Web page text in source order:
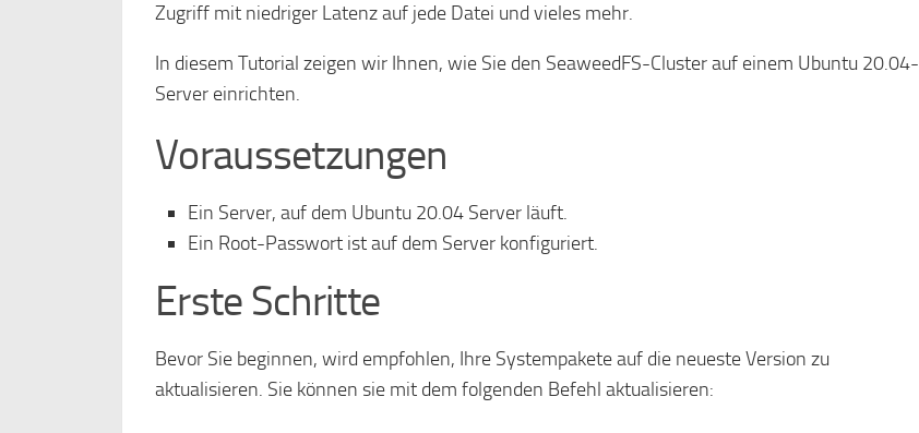
Zugriff mit niedriger Latenz auf jede Datei und vieles mehr.
In diesem Tutorial zeigen wir Ihnen, wie Sie den SeaweedFS-Cluster auf einem Ubuntu 20.04-
Server einrichten.
Voraussetzungen
Ein Server, auf dem Ubuntu 20.04 Server läuft.
Ein Root-Passwort ist auf dem Server konfiguriert.
Erste Schritte
Bevor Sie beginnen, wird empfohlen, Ihre Systempakete auf die neueste Version zu
aktualisieren. Sie können sie mit dem folgenden Befehl aktualisieren: